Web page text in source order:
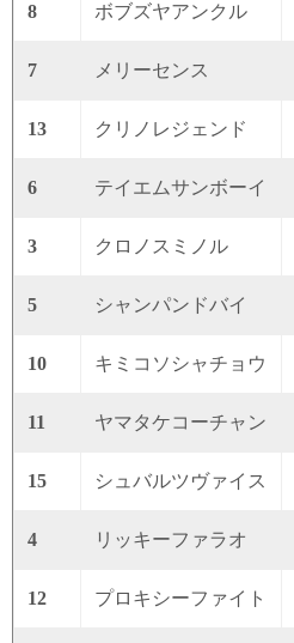
8 ボブズヤアンクル
7 メリーセンス
13 クリノレジェンド
6 テイエムサンボーイ
3 クロノスミノル
5 シャンパンドバイ
10 キミコソシャチョウ
11 ヤマタケコーチャン
15 シュバルツヴァイス
4 リッキーファラオ
12 プロキシーファイト